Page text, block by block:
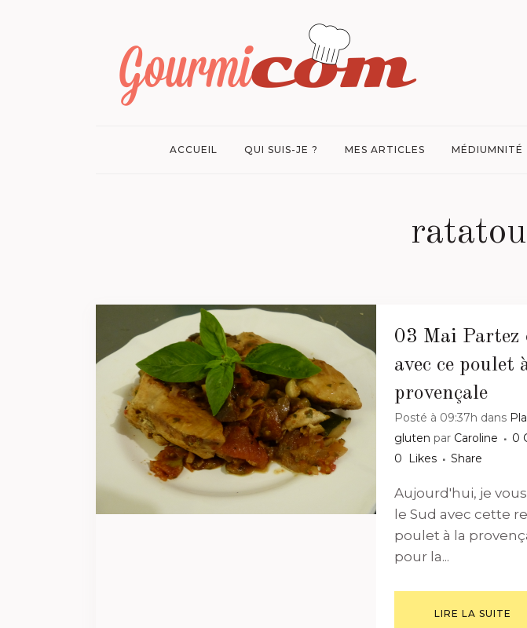
ACCUEIL QUI SUIS-JE ? MES ARTICLES MÉDIUMNITÉ
03 Mai Partez
avec ce poulet
provençale
Posté à 09:37h dans
gluten par Caroline
0
0
Likes Share
Aujourd'hui, je
le Sud avec cette
poulet à la
pour la...
LIRE LA SUITE